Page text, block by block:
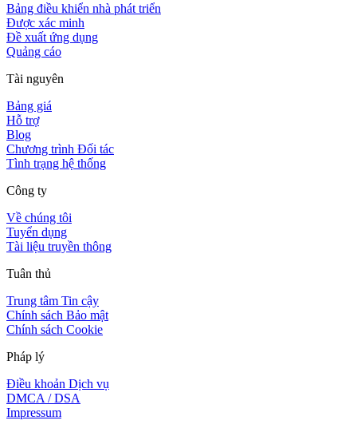
Bảng điều khiển nhà phát triển
Được xác minh
Đề xuất ứng dụng
Quảng cáo
Tài nguyên
Bảng giá
Hỗ trợ
Blog
Chương trình Đối tác
Tình trạng hệ thống
Công ty
Về chúng tôi
Tuyển dụng
Tài liệu truyền thông
Tuân thủ
Trung tâm Tin cậy
Chính sách Bảo mật
Chính sách Cookie
Pháp lý
Điều khoản Dịch vụ
DMCA / DSA
Impressum